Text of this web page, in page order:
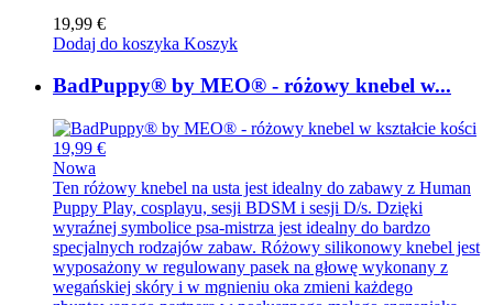
19,99 €
Dodaj do koszyka Koszyk
BadPuppy® by MEO® - różowy knebel w...
19,99 €
Nowa
Ten różowy knebel na usta jest idealny do zabawy z Human
Puppy Play, cosplayu, sesji BDSM i sesji D/s. Dzięki
wyraźnej symbolice psa-mistrza jest idealny do bardzo
specjalnych rodzajów zabaw. Różowy silikonowy knebel jest
wyposażony w regulowany pasek na głowę wykonany z
wegańskiej skóry i w mgnieniu oka zmieni każdego